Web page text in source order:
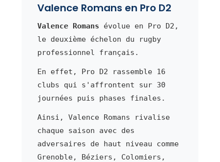
Valence Romans en Pro D2
Valence Romans évolue en Pro D2,
le deuxième échelon du rugby
professionnel français.
En effet, Pro D2 rassemble 16
clubs qui s'affrontent sur 30
journées puis phases finales.
Ainsi, Valence Romans rivalise
chaque saison avec des
adversaires de haut niveau comme
Grenoble, Béziers, Colomiers,